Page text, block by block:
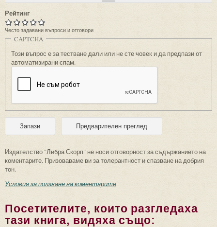
Рейтинг
Често задавани въпроси и отговори
CAPTCHA
Този въпрос е за тестване дали или не сте човек и да предпази от
автоматизирани спам.
Издателство "Либра Скорп" не носи отговорност за съдържанието на
коментарите. Призоваваме ви за толерантност и спазване на добрия
тон.
Условия за ползване на коментарите
Посетителите, които разгледаха
тази книга, видяха също: